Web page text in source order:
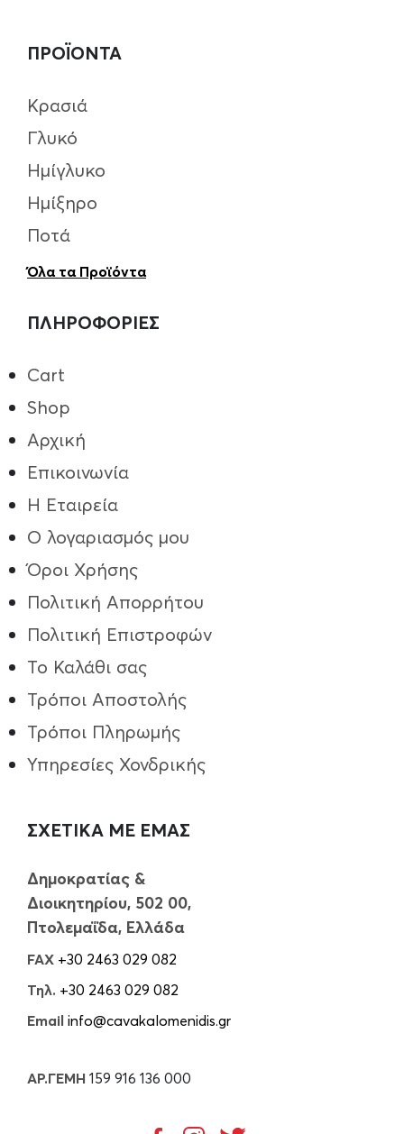
ΠΡΟΪΟΝΤΑ
Κρασιά
Γλυκό
Ημίγλυκο
Ημίξηρο
Ποτά
Όλα τα Προϊόντα
ΠΛΗΡΟΦΟΡΙΕΣ
Cart
Shop
Αρχική
Επικοινωνία
Η Εταιρεία
Ο λογαριασμός μου
Όροι Χρήσης
Πολιτική Απορρήτου
Πολιτική Επιστροφών
Το Καλάθι σας
Τρόποι Aποστολής
Τρόποι Πληρωμής
Υπηρεσίες Χονδρικής
ΣΧΕΤΙΚΑ ΜΕ ΕΜΑΣ
Δημοκρατίας &
Διοικητηρίου, 502 00,
Πτολεμαΐδα, Ελλάδα
FAX +30 2463 029 082
Τηλ. +30 2463 029 082
Email info@cavakalomenidis.gr
ΑΡ.ΓΕΜΗ 159 916 136 000